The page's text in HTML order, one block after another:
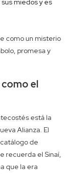
miedos y es
como un misterio
promesa y
el
está la
Alianza. El
de
recuerda el Sinaí,
que la era